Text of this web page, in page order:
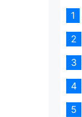
1
2
3
4
5